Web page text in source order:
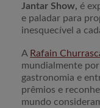
Jantar Show, é
e paladar para
inesquecível a
A Rafain
mundialmente
gastronomia e
prêmios e
mundo